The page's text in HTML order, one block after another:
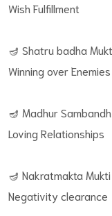
Wish Fulfillment
🪔 Shatru badha
Winning over
🪔 Madhur
Loving Relationships
🪔 Nakratmakta
Negativity clearance